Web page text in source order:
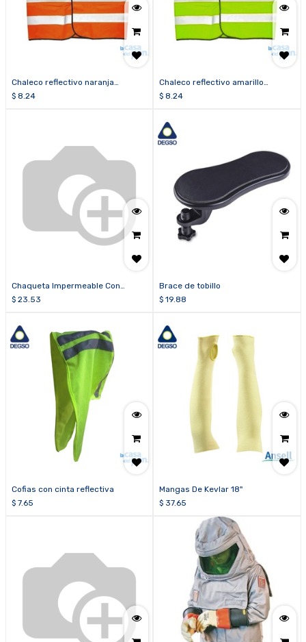
Chaleco reflectivo naranja
fluorescente clase 1
$ 8.24
Chaleco reflectivo amarillo
fluorescente clase 1
$ 8.24
Chaqueta Impermeable Con
Capucha Sin Forro Termoc
$ 23.53
Brace de tobillo
$ 19.88
Cofias con cinta reflectiva
$ 7.65
Mangas De Kevlar 18"
$ 37.65